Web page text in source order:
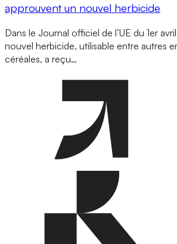
approuvent un nouvel herbicide
Dans le Journal officiel de l’UE du 1er
nouvel herbicide, utilisable entre autres
céréales, a reçu…